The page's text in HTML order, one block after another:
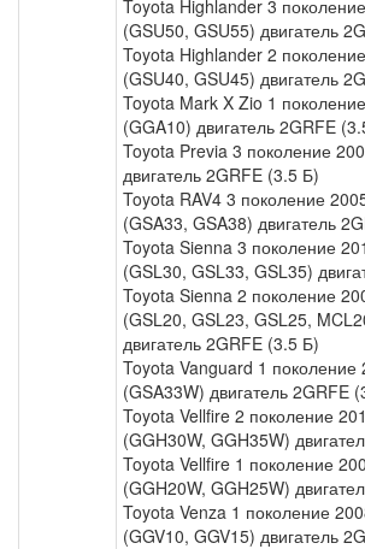
Toyota Highlander 3
(GSU50, GSU55) двигатель
Toyota Highlander 2
(GSU40, GSU45) двигатель
Toyota Mark X Zio 1
(GGA10) двигатель 2GRFE
Toyota Previa 3 поколение
двигатель 2GRFE (3.5 Б)
Toyota RAV4 3 поколение
(GSA33, GSA38) двигатель
Toyota Sienna 3 поколение
(GSL30, GSL33, GSL35)
Toyota Sienna 2 поколение
(GSL20, GSL23, GSL25,
двигатель 2GRFE (3.5 Б)
Toyota Vanguard 1 поколение
(GSA33W) двигатель 2GRFE
Toyota Vellfire 2 поколение
(GGH30W, GGH35W)
Toyota Vellfire 1 поколение
(GGH20W, GGH25W)
Toyota Venza 1 поколение
(GGV10, GGV15) двигатель